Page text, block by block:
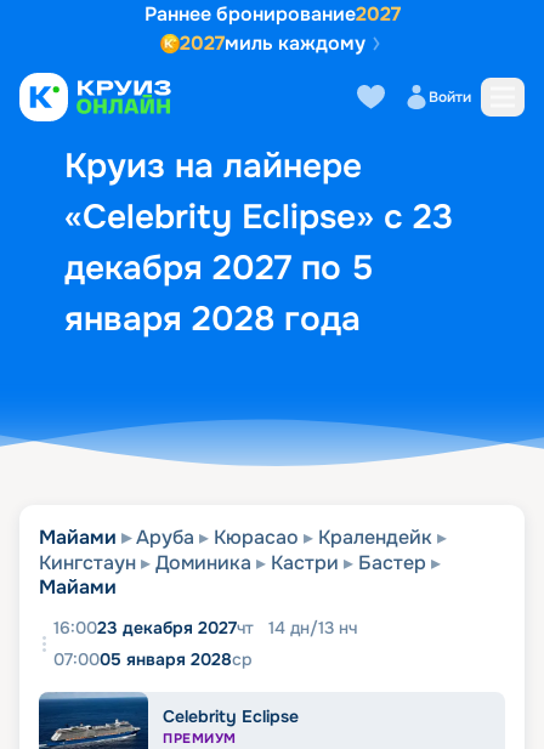
Раннее бронирование2027
2027миль каждому
Войти
Круиз на лайнере
«Celebrity Eclipse» с 23
декабря 2027 по 5
января 2028 года
Выбор кают Маршрут и
Майами Аруба Кюрасао
Кралендейк
Кингстаун
Доминика Кастри
Бастер
Майами
16:0023 декабря 2027чт 14 дн/13 нч
07:0005 января 2028ср
Celebrity Eclipse
ПРЕМИУМ